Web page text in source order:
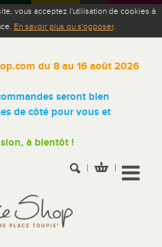
vous acceptez l'utilisation de cookies à
En savoir plus ou s'opposer.
du 8 au 16 août 2026
seront bien
de côté pour vous et
à bientôt !